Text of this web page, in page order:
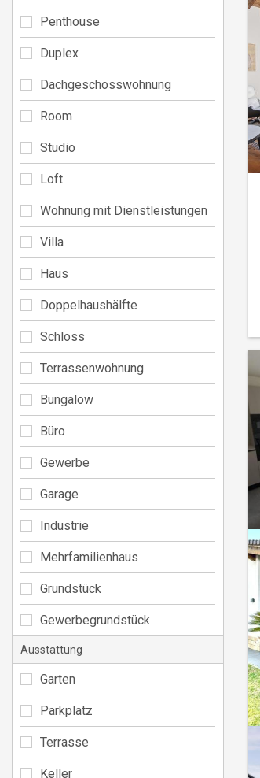
Penthouse
Duplex
Dachgeschosswohnung
Room
Studio
Loft
Wohnung mit Dienstleistungen
Villa
Haus
Doppelhaushälfte
Schloss
Terrassenwohnung
Bungalow
Büro
Gewerbe
Garage
Industrie
Mehrfamilienhaus
Grundstück
Gewerbegrundstück
Ausstattung
Garten
Parkplatz
Terrasse
Keller